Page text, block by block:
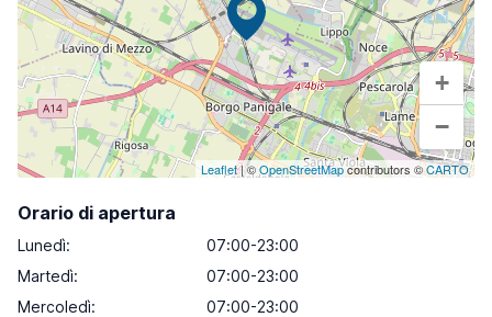
+
−
Leaflet| ©OpenStreetMapcontributors ©CARTO
Orario di apertura
Lunedì:
07:00-23:00
Martedì:
07:00-23:00
Mercoledì:
07:00-23:00